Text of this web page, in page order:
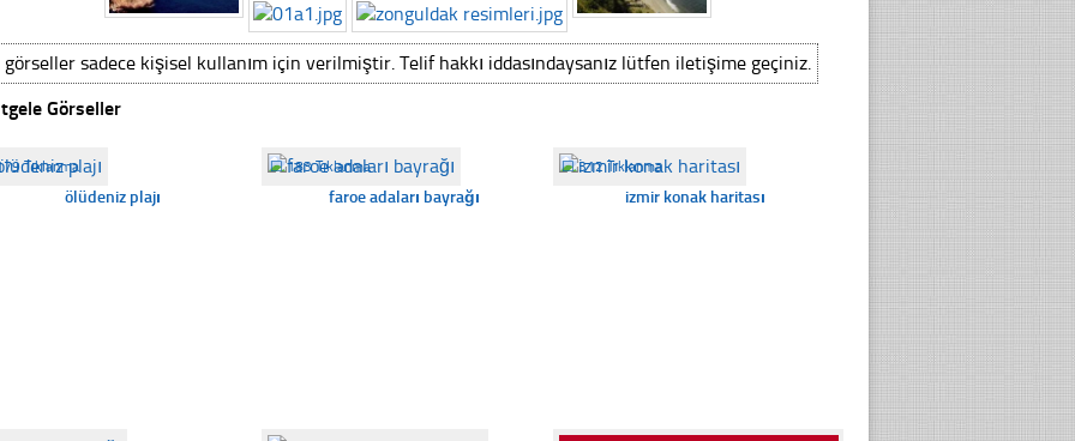
görseller sadece kişisel kullanım için verilmiştir. Telif hakkı iddasındaysanız lütfen iletişime geçiniz.
Görseller
Tıklanma
ölüdeniz plajı
☐183 Tıklanma
faroe adaları bayrağı
☐312 Tıklanma
izmir konak haritası